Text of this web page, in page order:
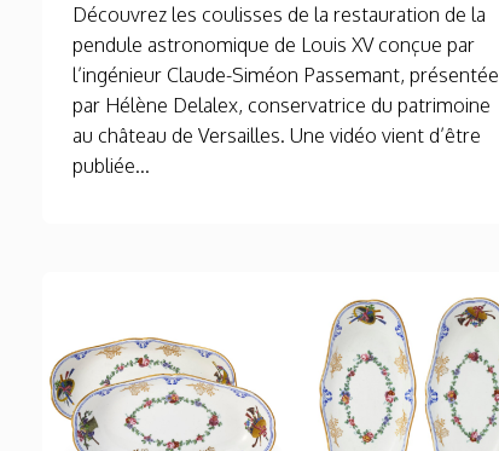
Découvrez les coulisses de la restauration de la
pendule astronomique de Louis XV conçue par
l’ingénieur Claude-Siméon Passemant, présentée
par Hélène Delalex, conservatrice du patrimoine
au château de Versailles. Une vidéo vient d’être
publiée...